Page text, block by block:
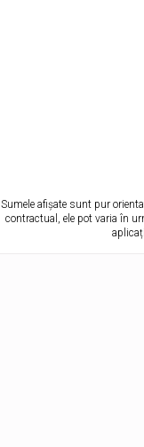
Sumele afișate sunt pur
contractual, ele pot varia în